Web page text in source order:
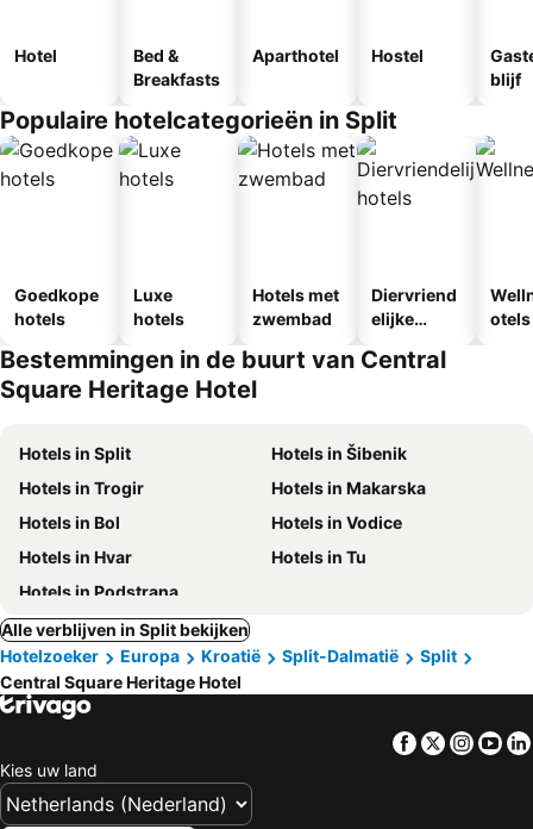
Hotel
Bed &
Breakfasts
Aparthotel Hostel
blijf
Populaire hotelcategorieën in Split
Goedkope
hotels
Luxe
hotels
Hotels met
zwembad
Diervriend
elijke
otels
Bestemmingen in de buurt van Central
Square Heritage Hotel
Hotels in Split
Hotels in Šibenik
Hotels in Trogir
Hotels in Makarska
Hotels in Bol
Hotels in Vodice
Hotels in Hvar
Hotels in Tu
Hotels in Podstrana
Alle verblijven in Split bekijken
Hotelzoeker
Europa Kroatië Split-Dalmatië
Split
Central Square Heritage Hotel
Facebook
Twitter
Kies uw land